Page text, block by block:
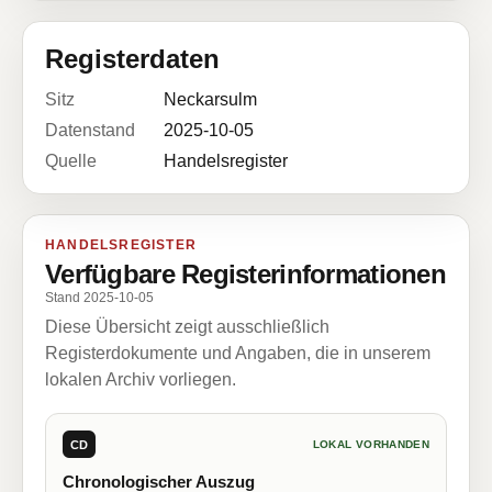
Registerdaten
Sitz
Neckarsulm
Datenstand
2025-10-05
Quelle
Handelsregister
HANDELSREGISTER
Verfügbare Registerinformationen
Stand 2025-10-05
Diese Übersicht zeigt ausschließlich
Registerdokumente und Angaben, die in unserem
lokalen Archiv vorliegen.
CD LOKAL VORHANDEN
Chronologischer Auszug